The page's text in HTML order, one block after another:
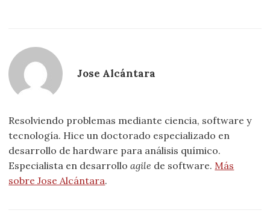
Jose Alcántara
Resolviendo problemas mediante ciencia, software y
tecnología. Hice un doctorado especializado en
desarrollo de hardware para análisis químico.
Especialista en desarrolloagile de software. Más
sobre Jose Alcántara.